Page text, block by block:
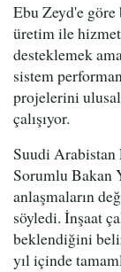
Ebu Zeyd'e göre
üretim ile
desteklemek
sistem
projelerini
çalışıyor.
Suudi Arabistan
Sorumlu Bakan
anlaşmaların
söyledi. İnşaat
beklendiğini
yıl içinde